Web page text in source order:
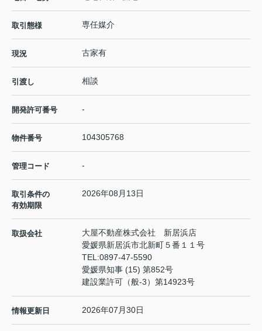
取引態様 専任媒介
現況 古家有
引渡し 相談
開発許可番号 -
物件番号 104305768
管理コード -
取引条件の
有効期限
2026年08月13日
取扱会社
大屋不動産株式会社 新居浜店
愛媛県新居浜市北新町５番１１号
TEL:0897-47-5590
愛媛県知事 (15) 第852号
建設業許可（般-3）第14923号
情報更新日 2026年07月30日